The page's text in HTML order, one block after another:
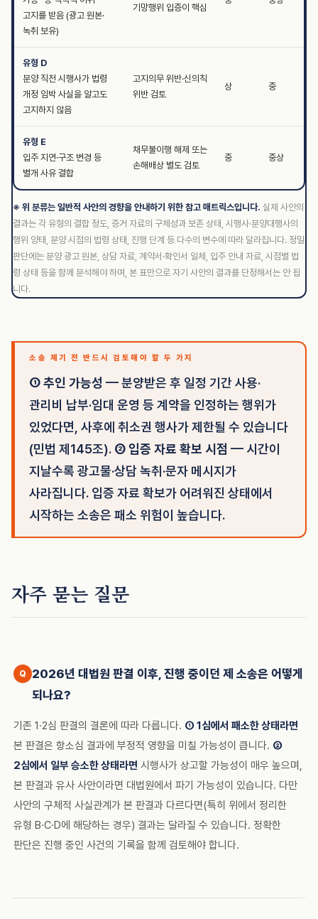
고지를 받음 (광고 원본·
녹취 보유)
기망행위 입증이 핵심
유형 D
분양 직전 시행사가 법령
개정 임박 사실을 알고도
고지하지 않음
고지의무 위반·신의칙
위반 검토
상 중
유형 E
입주 지연·구조 변경 등
별개 사유 결합
채무불이행 해제 또는
손해배상 별도 검토
중 중상
※ 위 분류는 일반적 사안의 경향을 안내하기 위한 참고 매트릭스입니다. 실제 사안의
결과는 각 유형의 결합 정도, 증거 자료의 구체성과 보존 상태, 시행사·분양대행사의
행위 양태, 분양 시점의 법령 상태, 진행 단계 등 다수의 변수에 따라 달라집니다. 정밀
판단에는 분양 광고 원본, 상담 자료, 계약서·확인서 일체, 입주 안내 자료, 시점별 법
령 상태 등을 함께 분석해야 하며, 본 표만으로 자기 사안의 결과를 단정해서는 안 됩
니다.
소송 제기 전 반드시 검토해야 할 두 가지
① 추인 가능성 — 분양받은 후 일정 기간 사용·
관리비 납부·임대 운영 등 계약을 인정하는 행위가
있었다면, 사후에 취소권 행사가 제한될 수 있습니다
(민법 제145조). ② 입증 자료 확보 시점 — 시간이
지날수록 광고물·상담 녹취·문자 메시지가
사라집니다. 입증 자료 확보가 어려워진 상태에서
시작하는 소송은 패소 위험이 높습니다.
자주 묻는 질문
2026년 대법원 판결 이후, 진행 중이던 제 소송은 어떻게
되나요?
기존 1·2심 판결의 결론에 따라 다릅니다. ① 1심에서 패소한 상태라면
본 판결은 항소심 결과에 부정적 영향을 미칠 가능성이 큽니다. ②
2심에서 일부 승소한 상태라면 시행사가 상고할 가능성이 매우 높으며,
본 판결과 유사 사안이라면 대법원에서 파기 가능성이 있습니다. 다만
사안의 구체적 사실관계가 본 판결과 다르다면(특히 위에서 정리한
유형 B·C·D에 해당하는 경우) 결과는 달라질 수 있습니다. 정확한
판단은 진행 중인 사건의 기록을 함께 검토해야 합니다.